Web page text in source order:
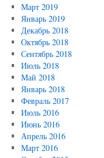
Март 2019
Январь 2019
Декабрь 2018
Октябрь 2018
Сентябрь 2018
Июль 2018
Май 2018
Январь 2018
Февраль 2017
Июль 2016
Июнь 2016
Апрель 2016
Март 2016